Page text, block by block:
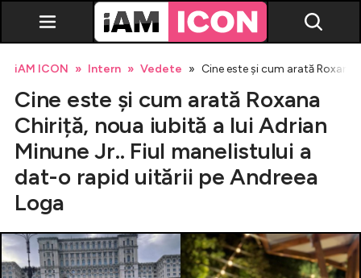
Vedete
Evenimente
Emisiuni TV
iAM ICON Intern Vedete Cine este și cum arată
Cine este și cum arată Roxana
Chiriță, noua iubită a lui Adrian
Minune Jr.. Fiul manelistului a
dat-o rapid uitării pe Andreea
Loga